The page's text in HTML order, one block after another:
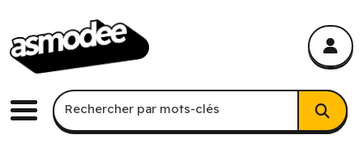
Menu
Recherche par mots-clés
Rechercher par mots-clés